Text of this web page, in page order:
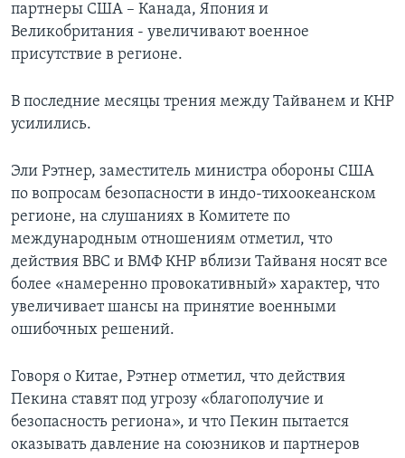
партнеры США – Канада, Япония и
Великобритания - увеличивают военное
присутствие в регионе.
В последние месяцы трения между Тайванем и КНР
усилились.
Эли Рэтнер, заместитель министра обороны США
по вопросам безопасности в индо-тихоокеанском
регионе, на слушаниях в Комитете по
международным отношениям отметил, что
действия ВВС и ВМФ КНР вблизи Тайваня носят все
более «намеренно провокативный» характер, что
увеличивает шансы на принятие военными
ошибочных решений.
Говоря о Китае, Рэтнер отметил, что действия
Пекина ставят под угрозу «благополучие и
безопасность региона», и что Пекин пытается
оказывать давление на союзников и партнеров